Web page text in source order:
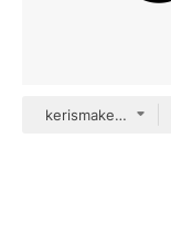
kerismaker